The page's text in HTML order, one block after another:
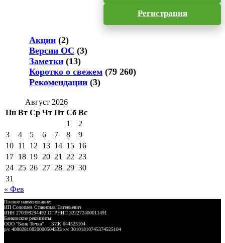
Регистрация
Акции (2)
Версии ОС (3)
Заметки (13)
Коротко о свежем (79 260)
Рекомендации (3)
Август 2026
Пн Вт Ср Чт Пт Сб Вс
1
2
3
4 5 6 7 8
9
10 11 12 13 14 15 16
17 18 19 20 21 22 23
24 25 26 27 28 29 30
31
« Фев
Полное наименование:
ИП Солопаев Станислав Евгеньевич
ИНН 270399294492 ОГРНИП 322272400011491
Банковские реквизиты:
ООО "Банк Точка" БИК 044525104
р/с 40802810820000504533 к/с 30101810745374525104